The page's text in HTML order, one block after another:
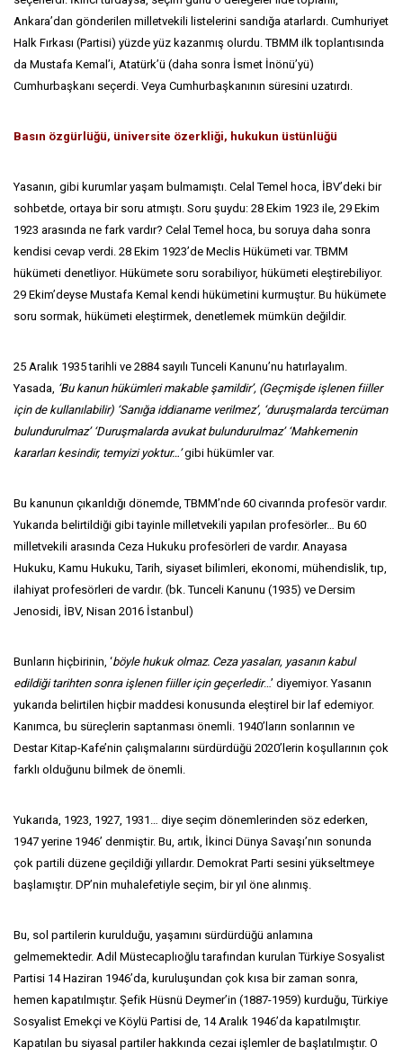
Ankara’dan gönderilen milletvekili listelerini sandığa atarlardı. Cumhuriyet
Halk Fırkası (Partisi) yüzde yüz kazanmış olurdu. TBMM ilk toplantısında
da Mustafa Kemal’i, Atatürk’ü (daha sonra İsmet İnönü’yü)
Cumhurbaşkanı seçerdi. Veya Cumhurbaşkanının süresini uzatırdı.
Basın özgürlüğü, üniversite özerkliği, hukukun üstünlüğü
Yasanın, gibi kurumlar yaşam bulmamıştı. Celal Temel hoca, İBV’deki bir
sohbetde, ortaya bir soru atmıştı. Soru şuydu: 28 Ekim 1923 ile, 29 Ekim
1923 arasında ne fark vardır? Celal Temel hoca, bu soruya daha sonra
kendisi cevap verdi. 28 Ekim 1923’de Meclis Hükümeti var. TBMM
hükümeti denetliyor. Hükümete soru sorabiliyor, hükümeti eleştirebiliyor.
29 Ekim’deyse Mustafa Kemal kendi hükümetini kurmuştur. Bu hükümete
soru sormak, hükümeti eleştirmek, denetlemek mümkün değildir.
25 Aralık 1935 tarihli ve 2884 sayılı Tunceli Kanunu’nu hatırlayalım.
Yasada, ‘Bu kanun hükümleri makable şamildir’, (Geçmişde işlenen fiiller
için de kullanılabilir) ‘Sanığa iddianame verilmez’, ‘duruşmalarda tercüman
bulundurulmaz’ ‘Duruşmalarda avukat bulundurulmaz’ ‘Mahkemenin
kararları kesindir, temyizi yoktur…’gibi hükümler var.
Bu kanunun çıkarıldığı dönemde, TBMM’nde 60 civarında profesör vardır.
Yukarıda belirtildiği gibi tayinle milletvekili yapılan profesörler… Bu 60
milletvekili arasında Ceza Hukuku profesörleri de vardır. Anayasa
Hukuku, Kamu Hukuku, Tarih, siyaset bilimleri, ekonomi, mühendislik, tıp,
ilahiyat profesörleri de vardır. (bk. Tunceli Kanunu (1935) ve Dersim
Jenosidi, İBV, Nisan 2016 İstanbul)
Bunların hiçbirinin, ‘böyle hukuk olmaz. Ceza yasaları, yasanın kabul
edildiği tarihten sonra işlenen fiiller için geçerledir…’ diyemiyor. Yasanın
yukarıda belirtilen hiçbir maddesi konusunda eleştirel bir laf edemiyor.
Kanımca, bu süreçlerin saptanması önemli. 1940’ların sonlarının ve
Destar Kitap-Kafe’nin çalışmalarını sürdürdüğü 2020’lerin koşullarının çok
farklı olduğunu bilmek de önemli.
Yukarıda, 1923, 1927, 1931… diye seçim dönemlerinden söz ederken,
1947 yerine 1946’ denmiştir. Bu, artık, İkinci Dünya Savaşı’nın sonunda
çok partili düzene geçildiği yıllardır. Demokrat Parti sesini yükseltmeye
başlamıştır. DP’nin muhalefetiyle seçim, bir yıl öne alınmış.
Bu, sol partilerin kurulduğu, yaşamını sürdürdüğü anlamına
gelmemektedir. Adil Müstecaplıoğlu tarafından kurulan Türkiye Sosyalist
Partisi 14 Haziran 1946’da, kuruluşundan çok kısa bir zaman sonra,
hemen kapatılmıştır. Şefik Hüsnü Deymer’in (1887-1959) kurduğu, Türkiye
Sosyalist Emekçi ve Köylü Partisi de, 14 Aralık 1946’da kapatılmıştır.
Kapatılan bu siyasal partiler hakkında cezai işlemler de başlatılmıştır. O